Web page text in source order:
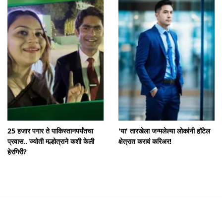
25 हजार पगार ते पाकिस्तानपर्यंतचा
प्रवास.. ज्योती मल्होत्राने कशी केली
हेरगिरी?
'या' तारखेला जन्मलेल्या लोकांनी हॉटेल
क्षेत्रात करावं करिअर!